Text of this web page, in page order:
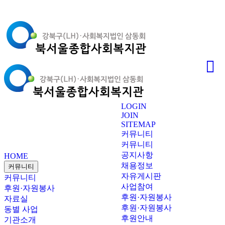
LOGIN
JOIN
SITEMAP
커뮤니티
커뮤니티
공지사항
채용정보
자유게시판
사업참여
후원·자원봉사
후원·자원봉사
후원안내
HOME
커뮤니티
커뮤니티
후원·자원봉사
자료실
동별 사업
기관소개